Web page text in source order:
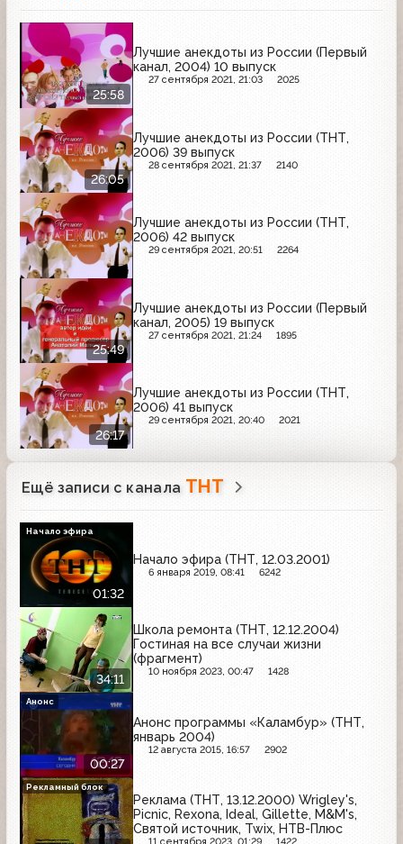
25:58
Лучшие анекдоты из России (Первый
канал, 2004) 10 выпуск
27 сентября 2021, 21:03 2025
26:05
Лучшие анекдоты из России (ТНТ,
2006) 39 выпуск
28 сентября 2021, 21:37 2140
Лучшие анекдоты из России (ТНТ,
2006) 42 выпуск
29 сентября 2021, 20:51 2264
25:49
Лучшие анекдоты из России (Первый
канал, 2005) 19 выпуск
27 сентября 2021, 21:24 1895
26:17
Лучшие анекдоты из России (ТНТ,
2006) 41 выпуск
29 сентября 2021, 20:40 2021
Ещё записи с канала ТНТ
01:32
Начало эфира (ТНТ, 12.03.2001)
6 января 2019, 08:41 6242
Начало эфира
34:11
Школа ремонта (ТНТ, 12.12.2004)
Гостиная на все случаи жизни
(фрагмент)
10 ноября 2023, 00:47 1428
00:27
Анонс программы «Каламбур» (ТНТ,
январь 2004)
12 августа 2015, 16:57 2902
Анонс
Реклама (ТНТ, 13.12.2000) Wrigley's,
Picnic, Rexona, Ideal, Gillette, M&M's,
Святой источник, Twix, НТВ-Плюс
Рекламный блок